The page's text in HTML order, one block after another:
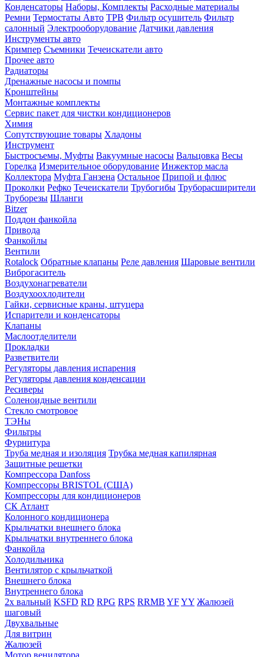
Конденсаторы Наборы, Комплекты Расходные материалы
Ремни Термостаты Авто ТРВ Фильтр осушитель Фильтр
салонный Электрооборудование Датчики давления
Инструменты авто
Кримпер Съемники Течеискатели авто
Прочее авто
Радиаторы
Дренажные насосы и помпы
Кронштейны
Монтажные комплекты
Сервис пакет для чистки кондиционеров
Химия
Сопутствующие товары Хладоны
Инструмент
Быстросъемы, Муфты Вакуумные насосы Вальцовка Весы
Горелка Измерительное оборудование Инжектор масла
Коллектора Муфта Ганзена Остальное Припой и флюс
Проколки Рефко Течеискатели Трубогибы Труборасширители
Труборезы Шланги
Bitzer
Поддон фанкойла
Привода
Фанкойлы
Вентили
Rotalock Обратные клапаны Реле давления Шаровые вентили
Виброгаситель
Воздухонагреватели
Воздухоохлодители
Гайки, сервисные краны, штуцера
Испарители и конденсаторы
Клапаны
Маслоотделители
Прокладки
Разветвители
Регуляторы давления испарения
Регуляторы давления конденсации
Ресиверы
Соленоидные вентили
Стекло смотровое
ТЭНы
Фильтры
Фурнитура
Труба медная и изоляция Трубка медная капилярная
Защитные решетки
Компрессора Danfoss
Компрессоры BRISTOL (США)
Компрессоры для кондиционеров
СК Атлант
Колонного кондиционера
Крыльчатки внешнего блока
Крыльчатки внутреннего блока
Фанкойла
Холодильника
Вентилятор с крыльчаткой
Внешнего блока
Внутреннего блока
2х вальный KSFD RD RPG RPS RRMB YFYY Жалюзей
шаговый
Двухвальные
Для витрин
Жалюзей
Мотор венилятора